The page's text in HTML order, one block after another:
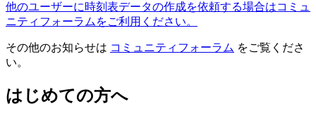
他のユーザーに時刻表データの作成を依頼する場合はコミュ
ニティフォーラムをご利用ください。
その他のお知らせは コミュニティフォーラム をご覧くださ
い。
はじめての方へ